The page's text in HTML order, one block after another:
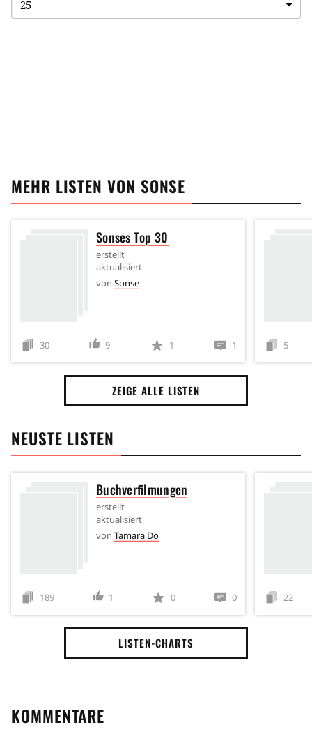
MEHR LISTEN VON SONSE
Sonses Top 30
erstellt
aktualisiert
von Sonse
30 9 1 1 5
ZEIGE ALLE LISTEN
NEUSTE LISTEN
Buchverfilmungen
erstellt
aktualisiert
von Tamara Dö
189 1 0 0 22
LISTEN-CHARTS
KOMMENTARE